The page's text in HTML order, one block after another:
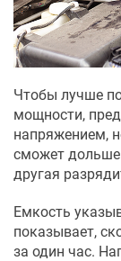
Чтобы лучше
мощности,
напряжением,
сможет дольше
другая
Емкость
показывает,
за один час.